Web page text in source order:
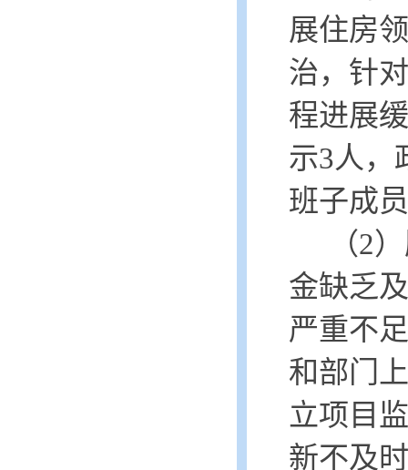
展住房
治，针
程进展
示3人，
班子成
（2）
金缺乏
严重不
和部门
立项目
新不及